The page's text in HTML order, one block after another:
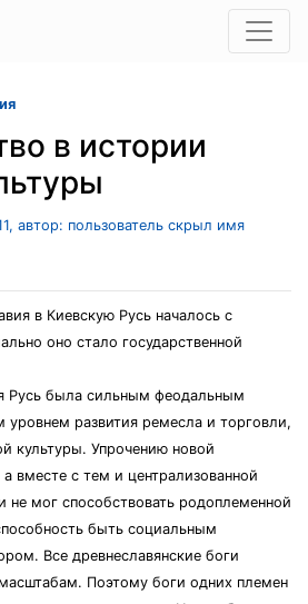
в истории
автор: пользователь скрыл имя
в Киевскую Русь началось с
оно стало государственной
Русь была сильным феодальным
уровнем развития ремесла и торговли,
культуры. Упрочению новой
вместе с тем и централизованной
не мог способствовать родоплеменной
быть социальным
Все древнеславянские боги
Поэтому боги одних племен